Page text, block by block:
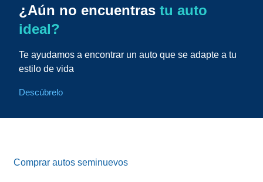
¿Aún no encuentras tu auto
ideal?
Te ayudamos a encontrar un auto que se adapte a tu
estilo de vida
Descúbrelo
Comprar autos seminuevos